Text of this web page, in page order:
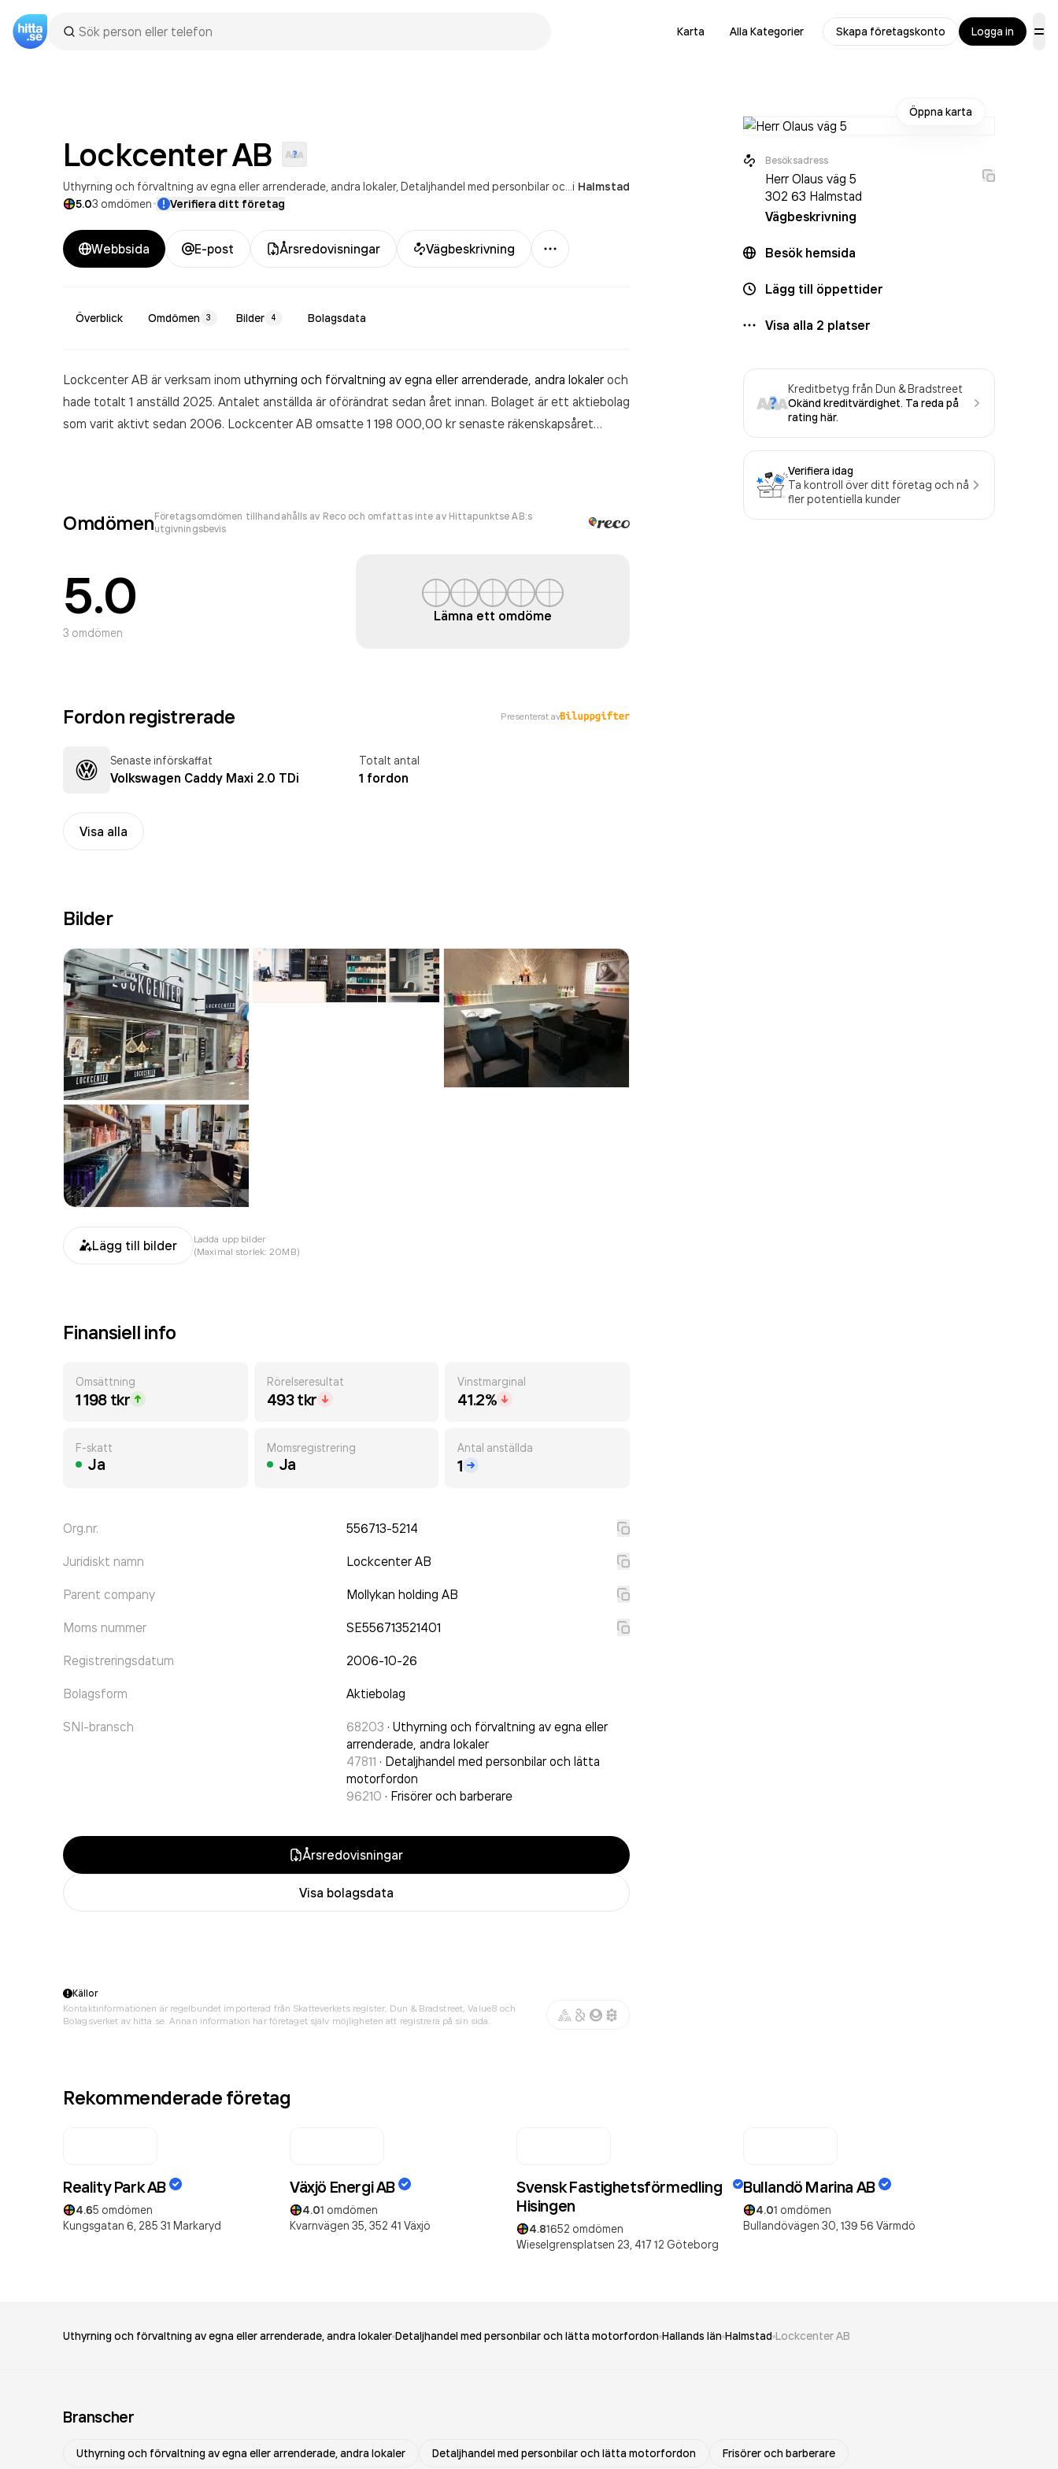
Karta Alla Kategorier Skapa företagskonto Logga in
LockcenterAB
Uthyrning och förvaltning av egna eller arrenderade, andra lokaler Detaljhandel med personbilar och lätta motorfordon i Halmstad
5.03 omdömen· Verifiera ditt företag
Webbsida E-post Årsredovisningar Vägbeskrivning
Mer
Överblick Omdömen 3 Bilder 4 Bolagsdata
Lockcenter AB är verksam inom uthyrning och förvaltning av egna eller arrenderade, andra lokaleroch
hade totalt 1 anställd 2025. Antalet anställda är oförändrat sedan året innan. Bolaget är ett aktiebolag
som varit aktivt sedan 2006. Lockcenter AB omsatte 1 198 000,00 krsenaste räkenskapsåret
OmdömenFöretagsomdömen tillhandahålls av Reco och omfattas inte av Hittapunktse AB:s
utgivningsbevis
5.0
3 omdömen
Lämna ett omdöme
Fordon registrerade Presenterat av
Senaste införskaffat
Volkswagen Caddy Maxi 2.0 TDi
Totalt antal
1 fordon
Visa alla
Bilder
Lägg till bilder
Ladda upp bilder
(Maximal storlek: 20MB)
Finansiell info
Omsättning
1 198 tkr
Rörelseresultat
493 tkr
Vinstmarginal
41.2%
F-skatt
Ja
Momsregistrering
Ja
Antal anställda
1
Org.nr. 556713-5214
Juridiskt namn Lockcenter AB
Parent company Mollykan holding AB
Moms nummer SE556713521401
Registreringsdatum 2006-10-26
Bolagsform Aktiebolag
SNI-bransch 68203 · Uthyrning och förvaltning av egna eller
arrenderade, andra lokaler
47811 · Detaljhandel med personbilar och lätta
motorfordon
96210 · Frisörer och barberare
Årsredovisningar
Visa bolagsdata
Öppna karta
Besöksadress
Herr Olaus väg 5
302 63 Halmstad
Vägbeskrivning
Besök hemsida
Lägg till öppettider
Visa alla 2 platser
Kreditbetyg från Dun & Bradstreet
Okänd kreditvärdighet. Ta reda på
rating här.
Verifiera idag
Ta kontroll över ditt företag och nå
fler potentiella kunder
Källor
Kontaktinformationen är regelbundet importerad från Skatteverkets register, Dun & Bradstreet, Value8 och
Bolagsverket av hitta.se. Annan information har företaget själv möjligheten att registrera på sin sida.
Rekommenderade företag
Reality Park AB
4.65 omdömen
Kungsgatan 6, 285 31 Markaryd
Växjö Energi AB
4.01 omdömen
Kvarnvägen 35, 352 41 Växjö
Svensk Fastighetsförmedling
Hisingen
4.81652 omdömen
Wieselgrensplatsen 23, 417 12 Göteborg
Bullandö Marina AB
4.01 omdömen
Bullandövägen 30, 139 56 Värmdö
Uthyrning och förvaltning av egna eller arrenderade, andra lokaler Detaljhandel med personbilar och lätta motorfordon Hallands län Halmstad Lockcenter AB
Branscher
Uthyrning och förvaltning av egna eller arrenderade, andra lokaler Detaljhandel med personbilar och lätta motorfordon Frisörer och barberare